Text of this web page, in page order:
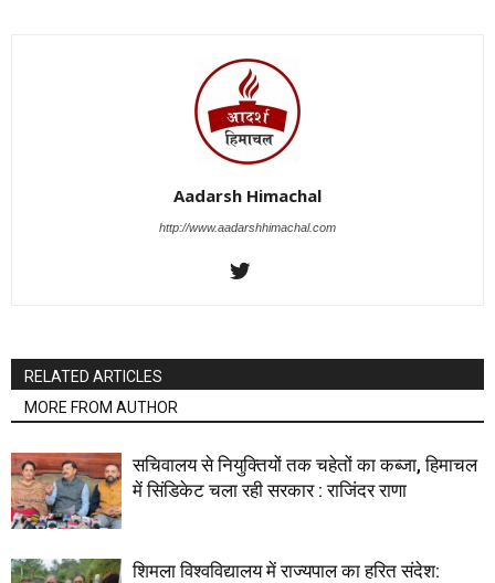
Aadarsh Himachal
http://www.aadarshhimachal.com
RELATED ARTICLES
MORE FROM AUTHOR
सचिवालय से नियुक्तियों तक चहेतों का कब्जा, हिमाचल
में सिंडिकेट चला रही सरकार : राजिंदर राणा
शिमला विश्वविद्यालय में राज्यपाल का हरित संदेश: